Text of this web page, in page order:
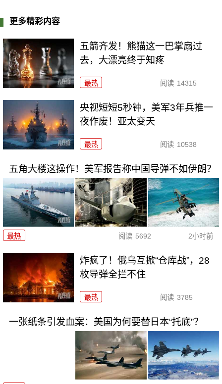
更多精彩内容
五箭齐发！熊猫这一巴掌扇过
去，大漂亮终于知疼
最热 阅读 14315
央视短短5秒钟，美军3年兵推一
夜作废！亚太变天
最热 阅读 10538
五角大楼这操作！美军报告称中国导弹不如伊朗？
最热 阅读 5692 2小时前
炸疯了！俄乌互掀“仓库战”，28
枚导弹全拦不住
最热 阅读 3785
一张纸条引发血案：美国为何要替日本“托底”？